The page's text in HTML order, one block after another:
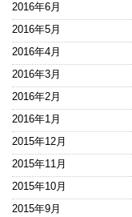
2016年6月
2016年5月
2016年4月
2016年3月
2016年2月
2016年1月
2015年12月
2015年11月
2015年10月
2015年9月